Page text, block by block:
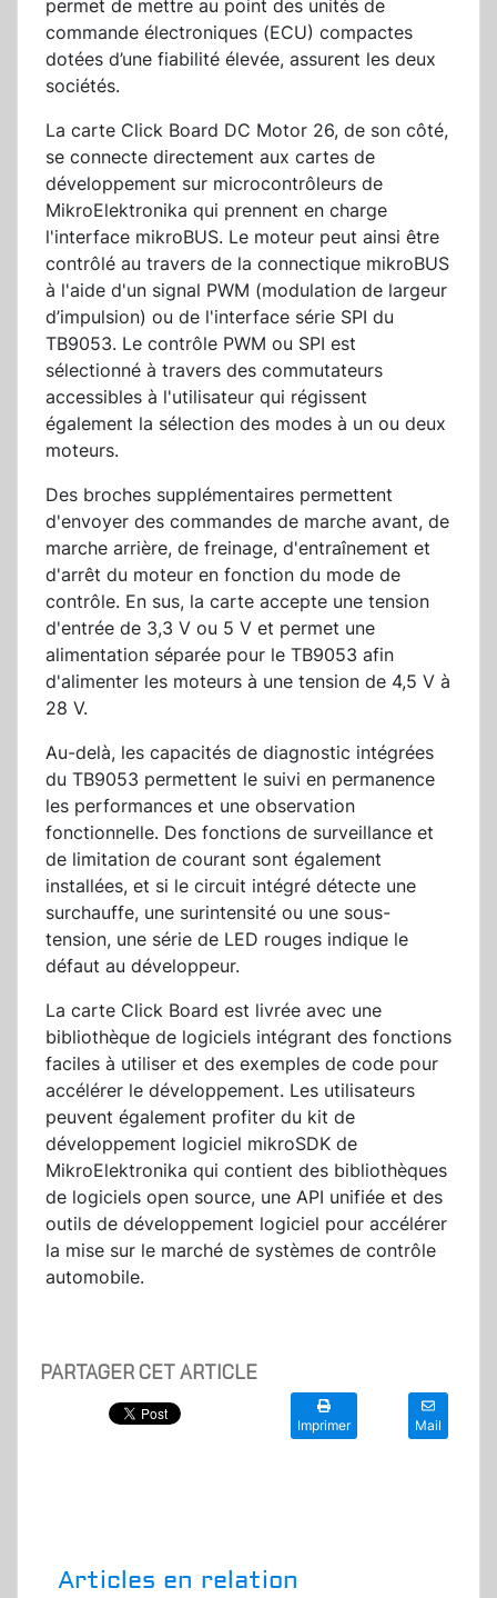
permet de mettre au point des unités de
commande électroniques (ECU) compactes
dotées d’une fiabilité élevée, assurent les deux
sociétés.
La carte Click Board DC Motor 26, de son côté,
se connecte directement aux cartes de
développement sur microcontrôleurs de
MikroElektronika qui prennent en charge
l'interface mikroBUS. Le moteur peut ainsi être
contrôlé au travers de la connectique mikroBUS
à l'aide d'un signal PWM (modulation de largeur
d’impulsion) ou de l'interface série SPI du
TB9053. Le contrôle PWM ou SPI est
sélectionné à travers des commutateurs
accessibles à l'utilisateur qui régissent
également la sélection des modes à un ou deux
moteurs.
Des broches supplémentaires permettent
d'envoyer des commandes de marche avant, de
marche arrière, de freinage, d'entraînement et
d'arrêt du moteur en fonction du mode de
contrôle. En sus, la carte accepte une tension
d'entrée de 3,3 V ou 5 V et permet une
alimentation séparée pour le TB9053 afin
d'alimenter les moteurs à une tension de 4,5 V à
28 V.
Au-delà, les capacités de diagnostic intégrées
du TB9053 permettent le suivi en permanence
les performances et une observation
fonctionnelle. Des fonctions de surveillance et
de limitation de courant sont également
installées, et si le circuit intégré détecte une
surchauffe, une surintensité ou une sous-
tension, une série de LED rouges indique le
défaut au développeur.
La carte Click Board est livrée avec une
bibliothèque de logiciels intégrant des fonctions
faciles à utiliser et des exemples de code pour
accélérer le développement. Les utilisateurs
peuvent également profiter du kit de
développement logiciel mikroSDK de
MikroElektronika qui contient des bibliothèques
de logiciels open source, une API unifiée et des
outils de développement logiciel pour accélérer
la mise sur le marché de systèmes de contrôle
automobile.
PARTAGER CET ARTICLE
Imprimer Mail
Articles en relation